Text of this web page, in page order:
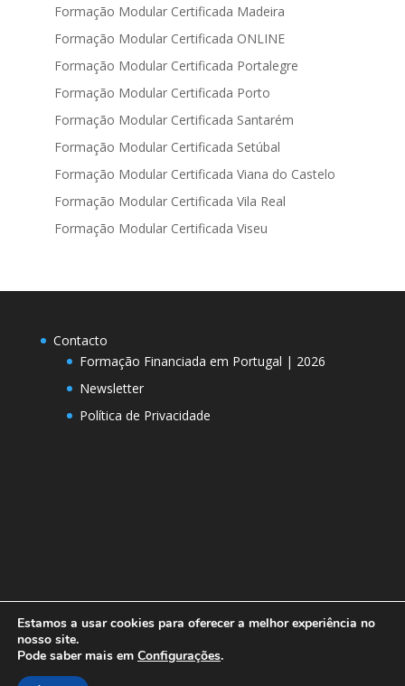
Formação Modular Certificada Madeira
Formação Modular Certificada ONLINE
Formação Modular Certificada Portalegre
Formação Modular Certificada Porto
Formação Modular Certificada Santarém
Formação Modular Certificada Setúbal
Formação Modular Certificada Viana do Castelo
Formação Modular Certificada Vila Real
Formação Modular Certificada Viseu
Contacto
Formação Financiada em Portugal | 2026
Newsletter
Política de Privacidade
Designed by
Estamos a usar cookies para oferecer a melhor experiência no
nosso site.
Pode saber mais em Configurações.